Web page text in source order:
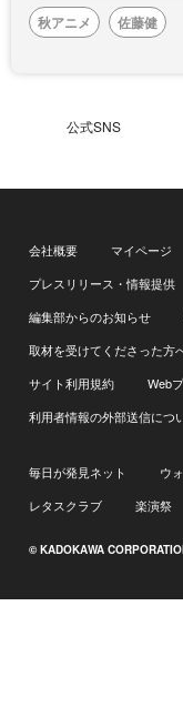
秋アニメ
佐藤健
公式SNS
会社概要 マイページ
プレスリリース・情報提供
編集部からのお知らせ
取材を受けてくださった方
サイト利用規約
Web
利用者情報の外部送信につ
毎日が発見ネット ウ
レタスクラブ
楽演祭
© KADOKAWA